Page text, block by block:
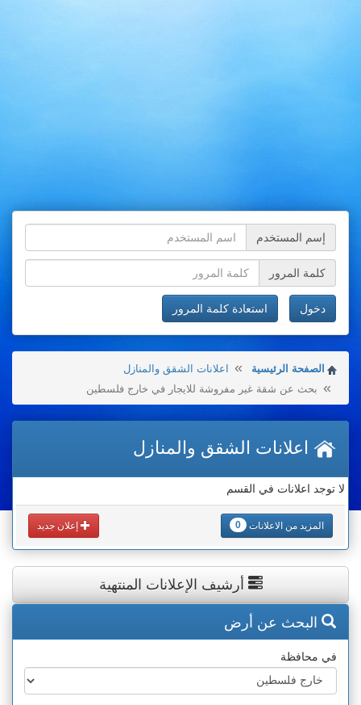
إسم المستخدم
كلمة المرور
دخول استعادة كلمة المرور
الصفحة الرئيسية
اعلانات الشقق والمنازل
بحث عن شقة غير مفروشة للايجار في خارج فلسطين
اعلانات الشقق والمنازل
لا توجد اعلانات في القسم
المزيد من الاعلانات 0 إعلان جديد
أرشيف الإعلانات المنتهية
البحث عن أرض
في محافظة